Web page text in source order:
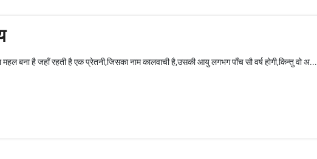
बना है जहाँ रहती है एक प्रेतनी,जिसका नाम कालवाची है,उसकी आयु लगभग पाँच सौ वर्ष होगी,किन्तु वो अ...